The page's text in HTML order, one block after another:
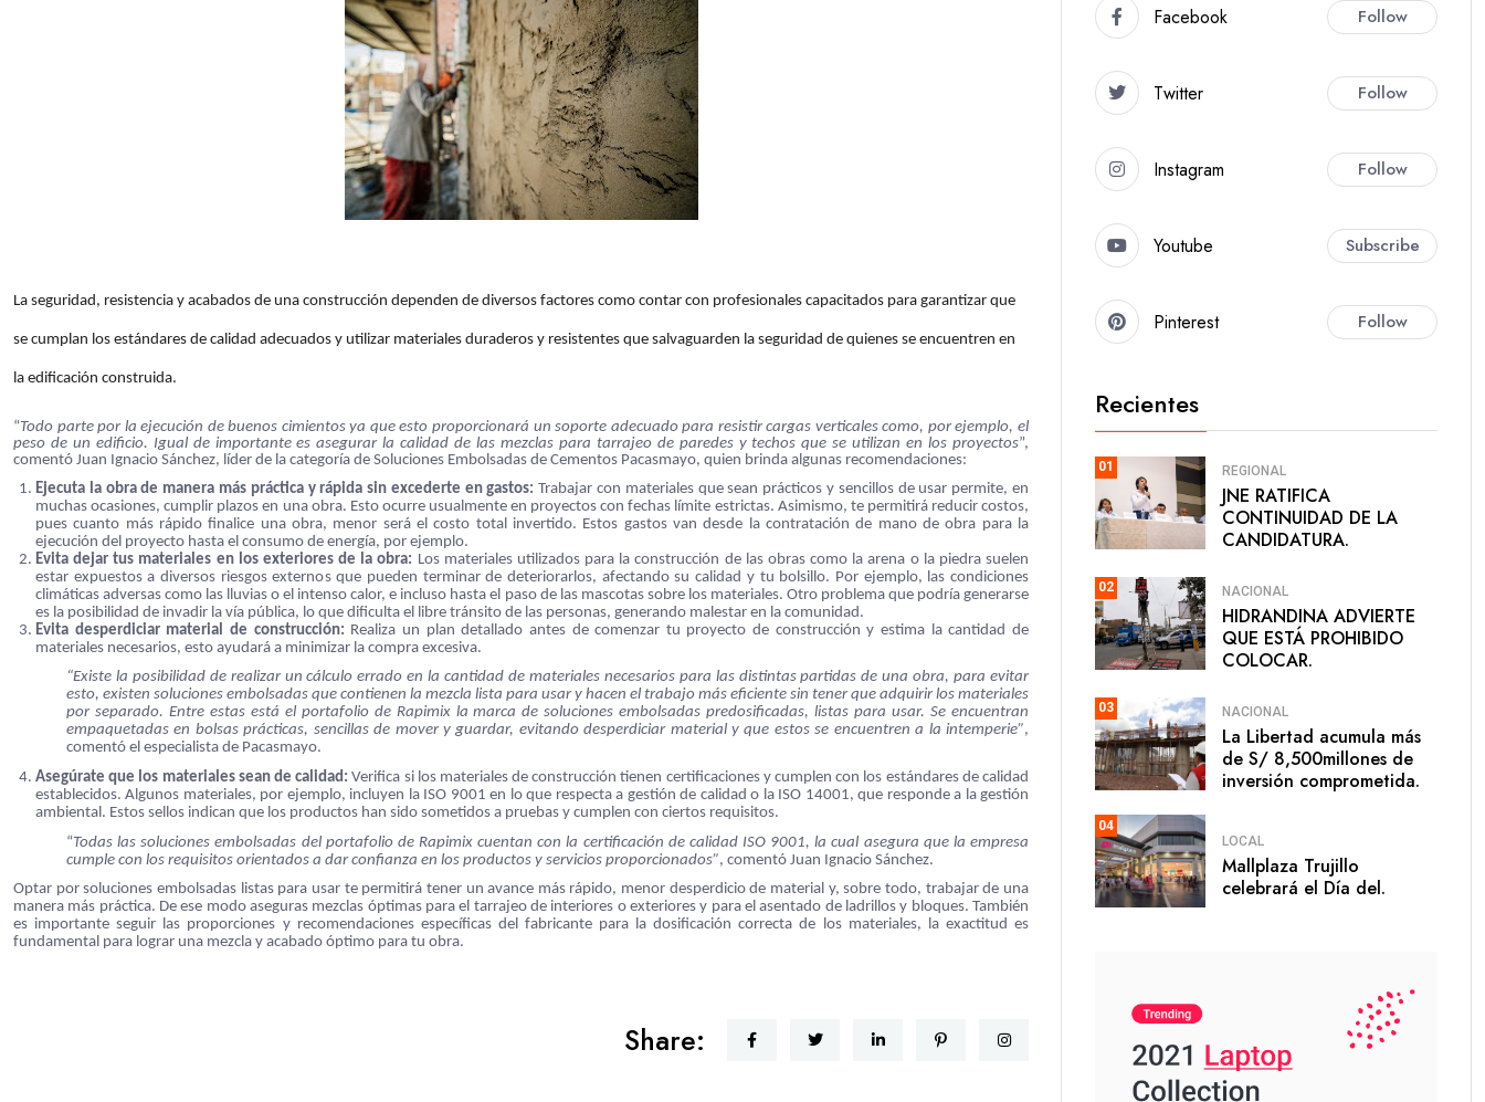
La seguridad, resistencia y acabados de una construcción dependen de diversos factores como contar con profesionales capacitados para garantizar que
se cumplan los estándares de calidad adecuados y utilizar materiales duraderos y resistentes que salvaguarden la seguridad de quienes se encuentren en
la edificación construida.
“Todo parte por la ejecución de buenos cimientos ya que esto proporcionará un soporte adecuado para resistir cargas verticales como, por ejemplo, el
peso de un edificio. Igual de importante es asegurar la calidad de las mezclas para tarrajeo de paredes y techos que se utilizan en los proyectos”,
comentó Juan Ignacio Sánchez, líder de la categoría de Soluciones Embolsadas de Cementos Pacasmayo, quien brinda algunas recomendaciones:
Ejecuta la obra de manera más práctica y rápida sin excederte en gastos:Trabajar con materiales que sean prácticos y sencillos de usar permite, en
muchas ocasiones, cumplir plazos en una obra. Esto ocurre usualmente en proyectos con fechas límite estrictas. Asimismo, te permitirá reducir costos,
pues cuanto más rápido finalice una obra, menor será el costo total invertido. Estos gastos van desde la contratación de mano de obra para la
ejecución del proyecto hasta el consumo de energía, por ejemplo.
Evita dejar tus materiales en los exteriores de la obra: Los materiales utilizados para la construcción de las obras como la arena o la piedra suelen
estar expuestos a diversos riesgos externos que pueden terminar de deteriorarlos, afectando su calidad y tu bolsillo. Por ejemplo, las condiciones
climáticas adversas como las lluvias o el intenso calor, e incluso hasta el paso de las mascotas sobre los materiales. Otro problema que podría generarse
es la posibilidad de invadir la vía pública, lo que dificulta el libre tránsito de las personas, generando malestar en la comunidad.
Evita desperdiciar material de construcción: Realiza un plan detallado antes de comenzar tu proyecto de construcción y estima la cantidad de
materiales necesarios, esto ayudará a minimizar la compra excesiva.
“Existe la posibilidad de realizar un cálculo errado en la cantidad de materiales necesarios para las distintas partidas de una obra, para evitar
esto, existen soluciones embolsadas que contienen la mezcla lista para usar y hacen el trabajo más eficiente sin tener que adquirir los materiales
por separado. Entre estas está el portafolio de Rapimix la marca de soluciones embolsadas predosificadas, listas para usar. Se encuentran
empaquetadas en bolsas prácticas, sencillas de mover y guardar, evitando desperdiciar material y que estos se encuentren a la intemperie”,
comentó el especialista de Pacasmayo.
Asegúrate que los materiales sean de calidad: Verifica si los materiales de construcción tienen certificaciones y cumplen con los estándares de calidad
establecidos. Algunos materiales, por ejemplo, incluyen la ISO 9001 en lo que respecta a gestión de calidad o la ISO 14001, que responde a la gestión
ambiental. Estos sellos indican que los productos han sido sometidos a pruebas y cumplen con ciertos requisitos.
“Todas las soluciones embolsadas del portafolio de Rapimix cuentan con la certificación de calidad ISO 9001, la cual asegura que la empresa
cumple con los requisitos orientados a dar confianza en los productos y servicios proporcionados”, comentó Juan Ignacio Sánchez.
Optar por soluciones embolsadas listas para usar te permitirá tener un avance más rápido, menor desperdicio de material y, sobre todo, trabajar de una
manera más práctica. De ese modo aseguras mezclas óptimas para el tarrajeo de interiores o exteriores y para el asentado de ladrillos y bloques. También
es importante seguir las proporciones y recomendaciones específicas del fabricante para la dosificación correcta de los materiales, la exactitud es
fundamental para lograr una mezcla y acabado óptimo para tu obra.
Share:
Facebook Follow
Twitter Follow
Instagram Follow
Youtube Subscribe
Pinterest Follow
Recientes
01 REGIONAL
JNE RATIFICA
CONTINUIDAD DE LA
CANDIDATURA.
02 NACIONAL
HIDRANDINA ADVIERTE
QUE ESTÁ PROHIBIDO
COLOCAR.
03 NACIONAL
La Libertad acumula más
de S/ 8,500millones de
inversión comprometida.
04
LOCAL
Mallplaza Trujillo
celebrará el Día del.